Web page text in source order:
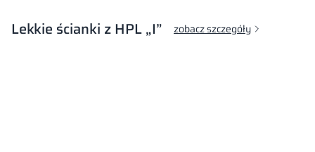
Lekkie ścianki z HPL „I” zobacz szczegóły